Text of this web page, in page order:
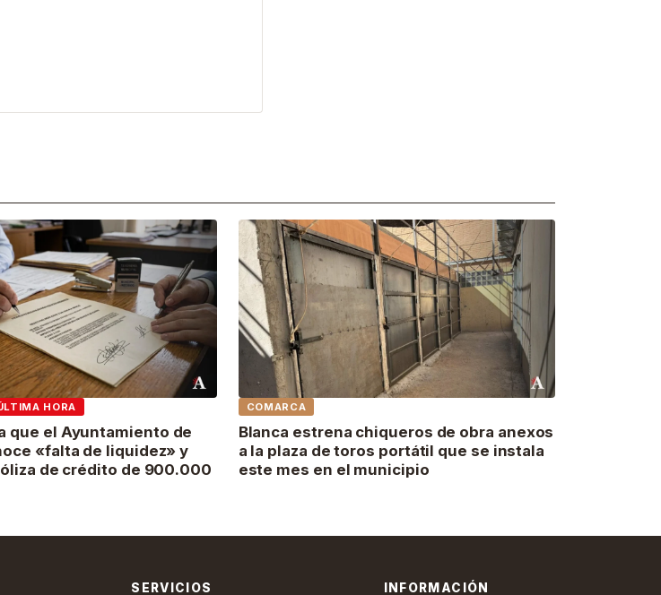
HORA
que el Ayuntamiento de
«falta de liquidez» y
de crédito de 900.000
COMARCA
Blanca estrena chiqueros de obra anexos
a la plaza de toros portátil que se instala
este mes en el municipio
SERVICIOS INFORMACIÓN